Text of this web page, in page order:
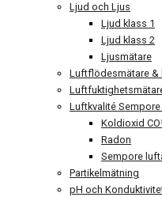
Ljud och Ljus
Ljud klass 1
Ljud klass 2
Ljusmätare
Luftflödesmätare &
Luftkvalité
Koldioxid
Radon
Sempore
Partikelmätning
pH och